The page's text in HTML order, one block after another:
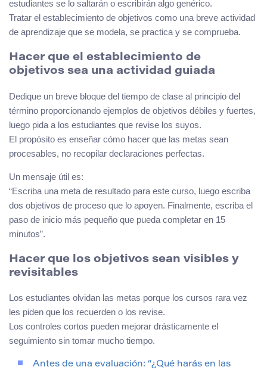
estudiantes se lo saltarán o escribirán algo genérico.
Tratar el establecimiento de objetivos como una breve actividad
de aprendizaje que se modela, se practica y se comprueba.
Hacer que el establecimiento de
objetivos sea una actividad guiada
Dedique un breve bloque del tiempo de clase al principio del
término proporcionando ejemplos de objetivos débiles y fuertes,
luego pida a los estudiantes que revise los suyos.
El propósito es enseñar cómo hacer que las metas sean
procesables, no recopilar declaraciones perfectas.
Un mensaje útil es:
“Escriba una meta de resultado para este curso, luego escriba
dos objetivos de proceso que lo apoyen. Finalmente, escriba el
paso de inicio más pequeño que pueda completar en 15
minutos”.
Hacer que los objetivos sean visibles y
revisitables
Los estudiantes olvidan las metas porque los cursos rara vez
les piden que los recuerden o los revise.
Los controles cortos pueden mejorar drásticamente el
seguimiento sin tomar mucho tiempo.
Antes de una evaluación: “¿Qué harás en las